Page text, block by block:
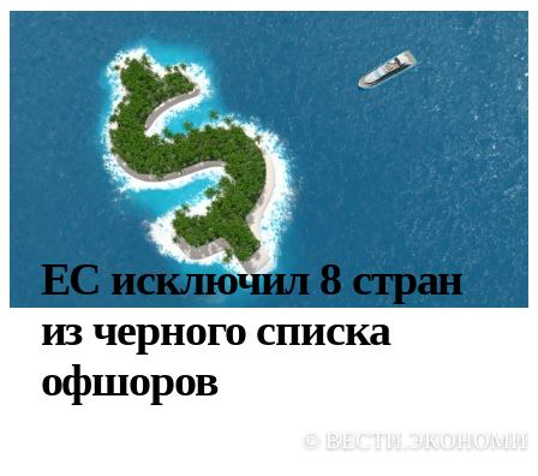
ЕС исключил 8 стран
из черного списка
офшоров
©